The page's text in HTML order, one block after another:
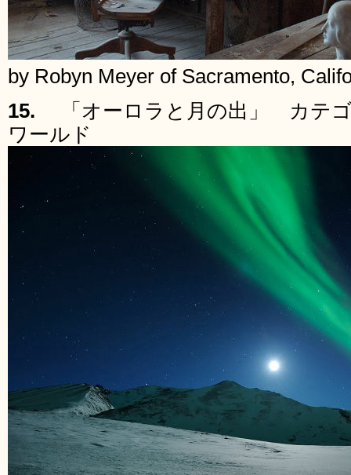
by Robyn Meyer of Sacramento,
15.
「オーロラと月の出」 カテ
ワールド